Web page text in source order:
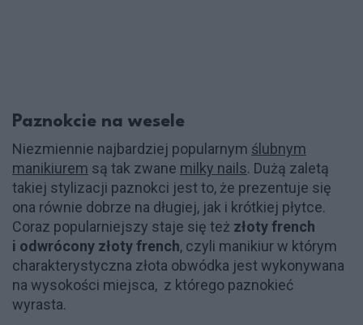
Paznokcie na wesele
Niezmiennie najbardziej popularnym ślubnym
manikiurem są tak zwane milky nails. Dużą zaletą
takiej stylizacji paznokci jest to, że prezentuje się
ona równie dobrze na długiej, jak i krótkiej płytce.
Coraz popularniejszy staje się też złoty french
i odwrócony złoty french, czyli manikiur w którym
charakterystyczna złota obwódka jest wykonywana
na wysokości miejsca, z którego paznokieć
wyrasta.